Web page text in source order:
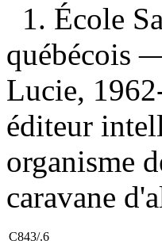
1. École
québécois
Lucie,
éditeur
organisme
caravane
C843/.6